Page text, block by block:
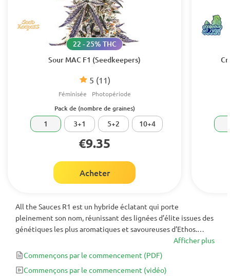
Sour MAC F1 (Seedkeepers)
5 (11)
22 - 25% THC
Féminisée Photopériode
Pack de (nombre de graines)
1 3+1 5+2 10+4
€9.35
Acheter
All the Sauces R1 est un hybride éclatant qui porte
pleinement son nom, réunissant des lignées d’élite issues des
génétiques les plus aromatiques et savoureuses d’Ethos.
Pensée pour les cultivateurs en quête à la fois de saveurs
intenses et d’effets marqués, cette variété regorge de
terpènes et de résine. Attendez-vous à des arômes
complexes mêlant bonbon et carburant, une croissance
Afficher plus
Commençons par le commencement (PDF)
Commençons par le commencement (vidéo)